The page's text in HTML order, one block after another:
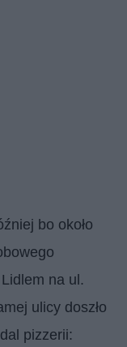
bo około
na ul.
ulicy doszło
pizzerii: